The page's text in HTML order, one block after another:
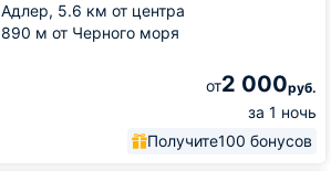
Адлер, 5.6 км от центра
890 м от Черного моря
от2 000руб.
за 1 ночь
Получите100 бонусов